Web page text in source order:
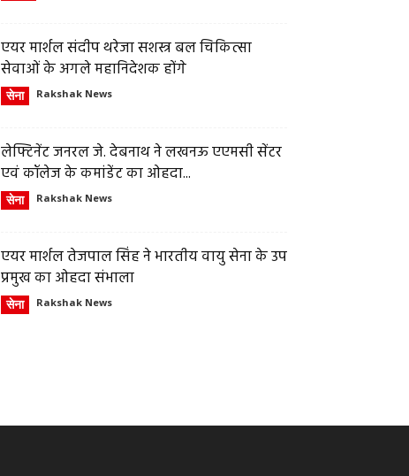
एयर मार्शल संदीप थरेजा सशस्त्र बल चिकित्सा
सेवाओं के अगले महानिदेशक होंगे
सेना Rakshak News
लेफ्टिनेंट जनरल जे. देबनाथ ने लखनऊ एएमसी सेंटर
एवं कॉलेज के कमांडेंट का ओहदा...
सेना Rakshak News
एयर मार्शल तेजपाल सिंह ने भारतीय वायु सेना के उप
प्रमुख का ओहदा संभाला
सेना Rakshak News